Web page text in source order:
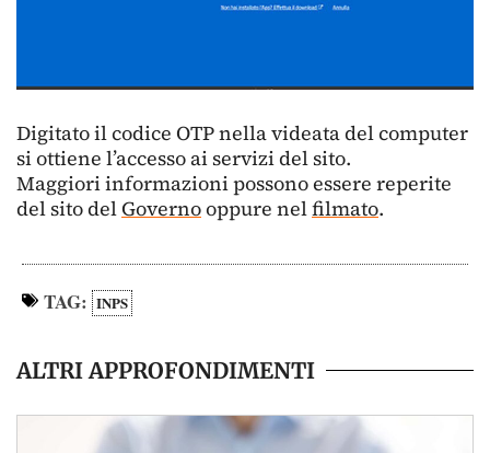
Digitato il codice OTP nella videata del computer
si ottiene l’accesso ai servizi del sito.
Maggiori informazioni possono essere reperite
del sito del Governooppure nelfilmato.
TAG: INPS
ALTRI APPROFONDIMENTI